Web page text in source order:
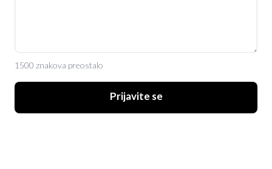
1500 znakova preostalo
Prijavite se